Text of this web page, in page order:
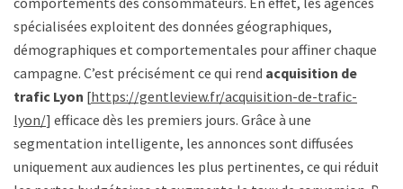
spécialisées exploitent des données géographiques,
démographiques et comportementales pour affiner chaque
campagne. C’est précisément ce qui rend acquisition de
trafic Lyon [https://gentleview.fr/acquisition-de-trafic-
lyon/] efficace dès les premiers jours. Grâce à une
segmentation intelligente, les annonces sont diffusées
uniquement aux audiences les plus pertinentes, ce qui réduit